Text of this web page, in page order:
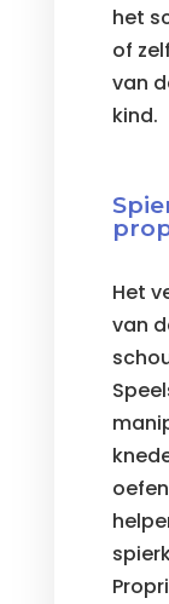
het
of
van
kind.
Het
van